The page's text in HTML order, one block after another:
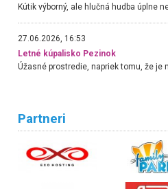
27.06.2026, 16:53
Letné kúpalisko Pezinok
Partneri